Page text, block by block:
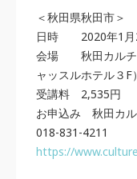
＜秋田県秋田市＞
日時 2020年1月
会場 秋田カルチ
ャッスルホテル３F）
受講料 2,535円
お申込み 秋田カ
018-831-4211
https://